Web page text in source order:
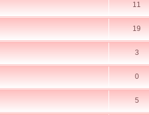
11
19
3
0
5